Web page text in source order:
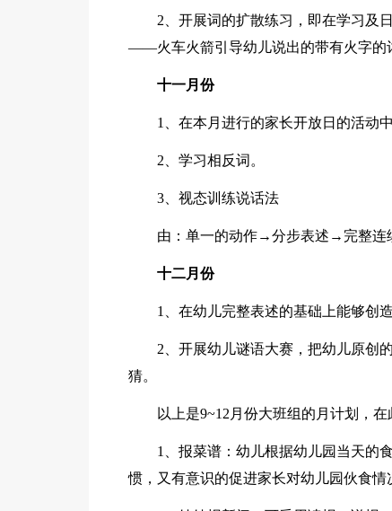
2、开展词的扩散练习，即在学习及
——火车火箭引导幼儿说出的带有火字的
十一月份
1、在本月进行的家长开放日的活动
2、学习相反词。
3、视态训练说话法
由：单一的动作→分步表述→完整连
十二月份
1、在幼儿完整表述的基础上能够创
2、开展幼儿谜语大赛，把幼儿原创
猜。
以上是9~12月份大班组的月计划，
1、报菜谱：幼儿根据幼儿园当天的
惯，又有意识的促进家长对幼儿园伙食情